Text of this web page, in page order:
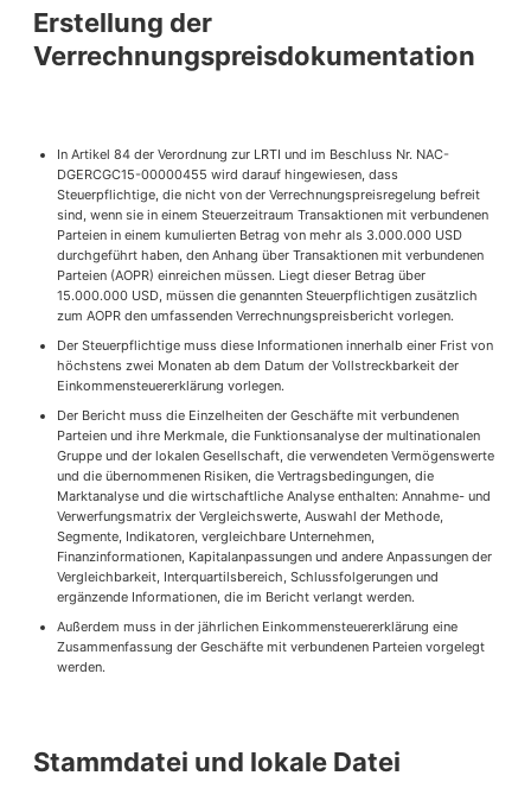
Erstellung der
Verrechnungspreisdokumentation
In Artikel 84 der Verordnung zur LRTI und im Beschluss Nr. NAC-
DGERCGC15-00000455 wird darauf hingewiesen, dass
Steuerpflichtige, die nicht von der Verrechnungspreisregelung befreit
sind, wenn sie in einem Steuerzeitraum Transaktionen mit verbundenen
Parteien in einem kumulierten Betrag von mehr als 3.000.000 USD
durchgeführt haben, den Anhang über Transaktionen mit verbundenen
Parteien (AOPR) einreichen müssen. Liegt dieser Betrag über
15.000.000 USD, müssen die genannten Steuerpflichtigen zusätzlich
zum AOPR den umfassenden Verrechnungspreisbericht vorlegen.
Der Steuerpflichtige muss diese Informationen innerhalb einer Frist von
höchstens zwei Monaten ab dem Datum der Vollstreckbarkeit der
Einkommensteuererklärung vorlegen.
Der Bericht muss die Einzelheiten der Geschäfte mit verbundenen
Parteien und ihre Merkmale, die Funktionsanalyse der multinationalen
Gruppe und der lokalen Gesellschaft, die verwendeten Vermögenswerte
und die übernommenen Risiken, die Vertragsbedingungen, die
Marktanalyse und die wirtschaftliche Analyse enthalten: Annahme- und
Verwerfungsmatrix der Vergleichswerte, Auswahl der Methode,
Segmente, Indikatoren, vergleichbare Unternehmen,
Finanzinformationen, Kapitalanpassungen und andere Anpassungen der
Vergleichbarkeit, Interquartilsbereich, Schlussfolgerungen und
ergänzende Informationen, die im Bericht verlangt werden.
Außerdem muss in der jährlichen Einkommensteuererklärung eine
Zusammenfassung der Geschäfte mit verbundenen Parteien vorgelegt
werden.
Stammdatei und lokale Datei